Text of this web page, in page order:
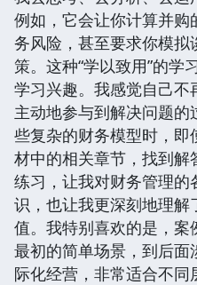
例如，它会让你计算并
务风险，甚至要求你模
策。这种“学以致用”的学
学习兴趣。我感觉自己
主动地参与到解决问题
些复杂的财务模型时，
材中的相关章节，找到
练习，让我对财务管理的
识，也让我更深刻地理
值。我特别喜欢的是，
最初的简单场景，到后
际化经营，非常适合不同